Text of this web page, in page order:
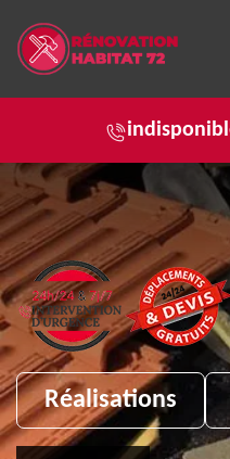
Réalisations